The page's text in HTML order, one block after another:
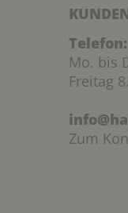
Telefon:
Mo. bis
Freitag
Zum